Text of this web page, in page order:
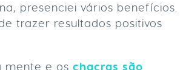
presenciei vários benefícios.
trazer resultados positivos
mente e os chacras são